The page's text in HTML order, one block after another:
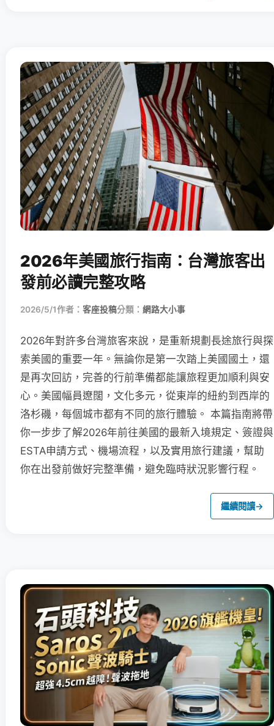
2026年美國旅行指南：台灣旅客出
發前必讀完整攻略
2026/5/1作者： 客座投稿分類： 網路大小事
2026年對許多台灣旅客來說，是重新規劃長途旅行與探
索美國的重要一年。無論你是第一次踏上美國國土，還
是再次回訪，完善的行前準備都能讓旅程更加順利與安
心。美國幅員遼闊，文化多元，從東岸的紐約到西岸的
洛杉磯，每個城市都有不同的旅行體驗。 本篇指南將帶
你一步步了解2026年前往美國的最新入境規定、簽證與
ESTA申請方式、機場流程，以及實用旅行建議，幫助
你在出發前做好完整準備，避免臨時狀況影響行程。
繼續閱讀→